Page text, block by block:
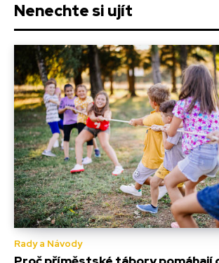
Nenechte si ujít
Rady a Návody